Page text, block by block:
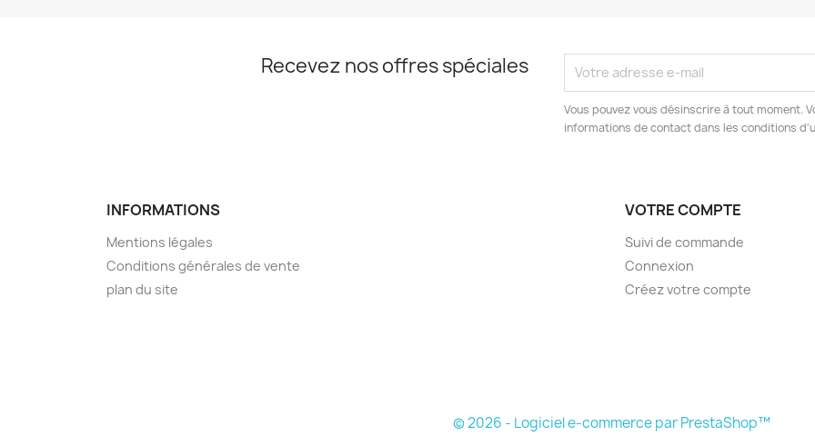
Recevez nos offres spéciales
Vous pouvez vous désinscrire à tout moment.
informations de contact dans les conditions
INFORMATIONS
Mentions légales
Conditions générales de vente
plan du site
VOTRE COMPTE
Suivi de commande
Connexion
Créez votre compte
© 2026 - Logiciel e-commerce par PrestaShop™